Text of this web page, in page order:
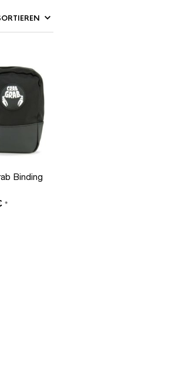
Binding
*